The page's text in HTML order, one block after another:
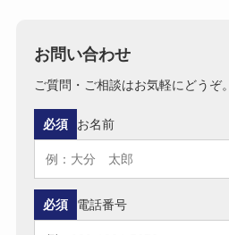
お問い合わせ
ご質問・ご相談はお気軽にどうぞ。
お名前
必須
電話番号
必須